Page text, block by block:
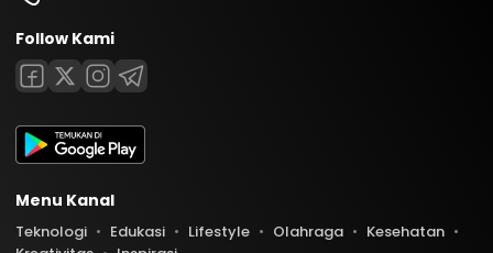
Follow Kami
Menu Kanal
Teknologi Edukasi Lifestyle Olahraga
Kesehatan